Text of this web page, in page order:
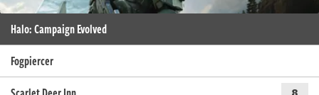
Halo: Campaign Evolved
Fogpiercer